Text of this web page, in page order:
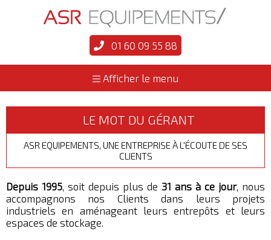
01 60 09 55 88
Afficher le menu
LE MOT DU GÉRANT
ASR EQUIPEMENTS, UNE ENTREPRISE À L'ÉCOUTE DE SES
CLIENTS
Depuis 1995, soit depuis plus de 31 ans à ce jour, nous
accompagnons nos Clients dans leurs projets
industriels en aménageant leurs entrepôts et leurs
espaces de stockage.